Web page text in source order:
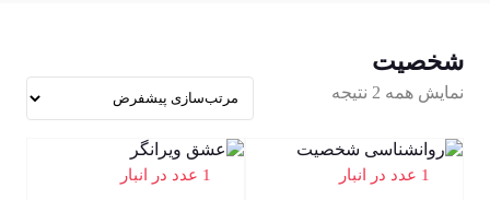
شخصیت
نمایش همه 2 نتیجه
1 عدد در انبار 1 عدد در انبار